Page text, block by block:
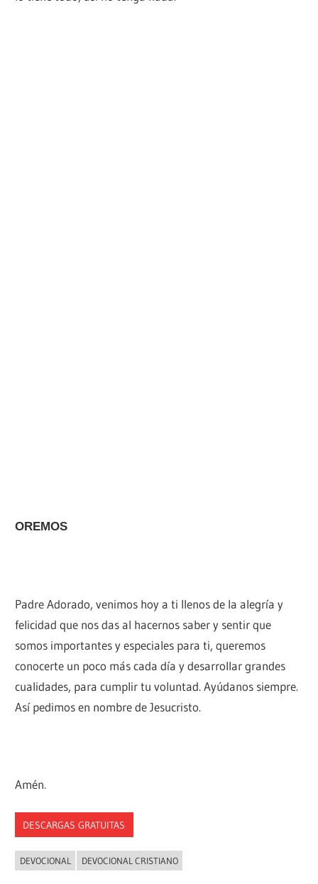
OREMOS
Padre Adorado, venimos hoy a ti llenos de la alegría y
felicidad que nos das al hacernos saber y sentir que
somos importantes y especiales para ti, queremos
conocerte un poco más cada día y desarrollar grandes
cualidades, para cumplir tu voluntad. Ayúdanos siempre.
Así pedimos en nombre de Jesucristo.
Amén.
DESCARGAS GRATUITAS
DEVOCIONAL DEVOCIONAL CRISTIANO